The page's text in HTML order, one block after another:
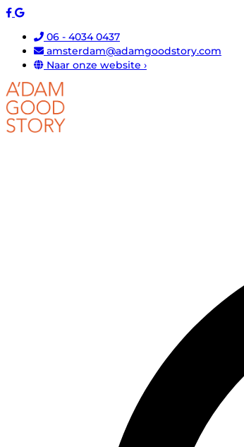
06 - 4034 0437
amsterdam@adamgoodstory.com
Naar onze website ›